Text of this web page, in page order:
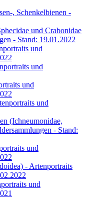
, Schenkelbienen -
und Crabonidae
- Stand: 19.01.2022
und
und
und
und
(Ichneumonidae,
- Stand:
und
- Artenportraits
und